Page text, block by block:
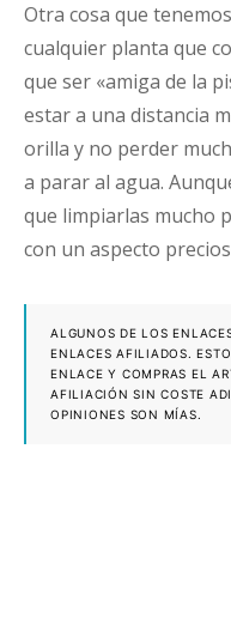
Otra cosa que
cualquier planta que
que ser «amiga de la
estar a una distancia
orilla y no perder
a parar al agua.
que limpiarlas mucho
con un aspecto
ALGUNOS DE LOS
ENLACES AFILIADOS.
ENLACE Y COMPRAS EL
AFILIACIÓN SIN COSTE
OPINIONES SON MÍAS.